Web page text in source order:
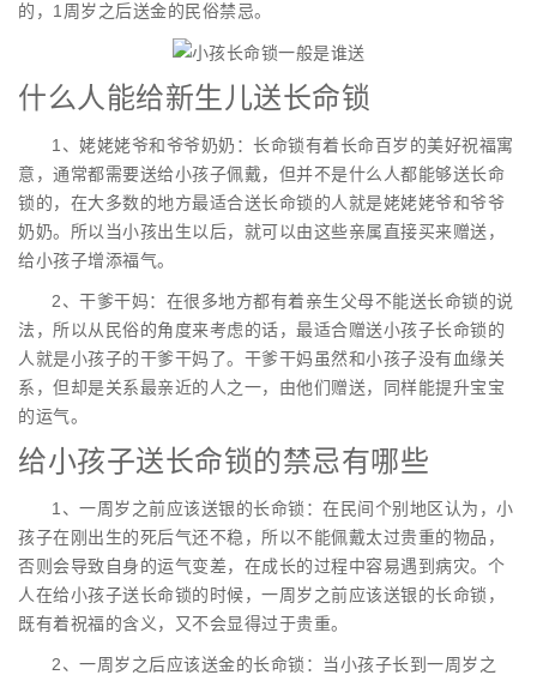
的，1周岁之后送金的民俗禁忌。
什么人能给新生儿送长命锁
1、姥姥姥爷和爷爷奶奶：长命锁有着长命百岁的美好祝福寓
意，通常都需要送给小孩子佩戴，但并不是什么人都能够送长命
锁的，在大多数的地方最适合送长命锁的人就是姥姥姥爷和爷爷
奶奶。所以当小孩出生以后，就可以由这些亲属直接买来赠送，
给小孩子增添福气。
2、干爹干妈：在很多地方都有着亲生父母不能送长命锁的说
法，所以从民俗的角度来考虑的话，最适合赠送小孩子长命锁的
人就是小孩子的干爹干妈了。干爹干妈虽然和小孩子没有血缘关
系，但却是关系最亲近的人之一，由他们赠送，同样能提升宝宝
的运气。
给小孩子送长命锁的禁忌有哪些
1、一周岁之前应该送银的长命锁：在民间个别地区认为，小
孩子在刚出生的死后气还不稳，所以不能佩戴太过贵重的物品，
否则会导致自身的运气变差，在成长的过程中容易遇到病灾。个
人在给小孩子送长命锁的时候，一周岁之前应该送银的长命锁，
既有着祝福的含义，又不会显得过于贵重。
2、一周岁之后应该送金的长命锁：当小孩子长到一周岁之